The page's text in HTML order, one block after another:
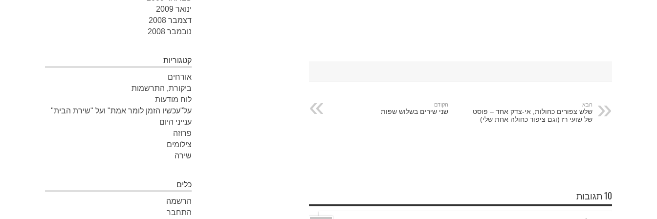
הקודם
שני שירים בשלוש שפות
הבא
שלש צפורים כחולות, אי-צדק אחד – פוסט
של שועי רז (וגם ציפור כחולה אחת שלי)
10 תגובות
ינואר 2009
דצמבר 2008
נובמבר 2008
קטגוריות
אורחים
ביקורת, התרשמות
לוח מודעות
על"עכשיו הזמן לומר אמת" ועל "שירת הבית"
ענייני היום
פרוזה
צילומים
שירה
כלים
הרשמה
התחבר